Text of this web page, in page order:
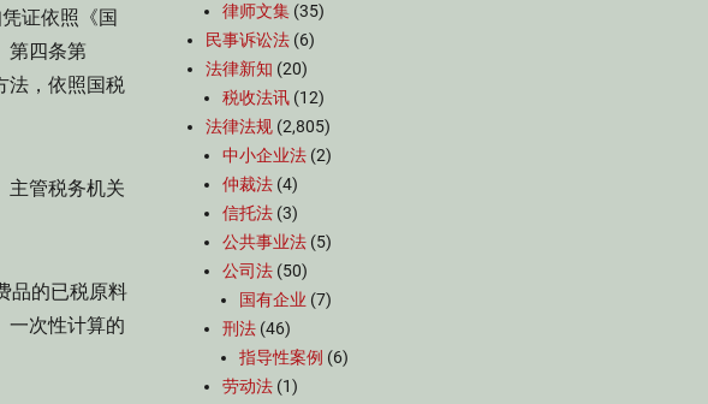
证依照《国
第四条第
法，依照国税
管税务机关
品的已税原料
一次性计算的
律师文集 (35)
民事诉讼法 (6)
法律新知 (20)
税收法讯 (12)
法律法规 (2,805)
中小企业法 (2)
仲裁法 (4)
信托法 (3)
公共事业法 (5)
公司法 (50)
国有企业 (7)
刑法 (46)
指导性案例 (6)
劳动法 (1)